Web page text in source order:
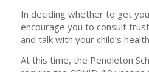
In deciding whether to get
encourage you to consult
and talk with your child’s
At this time, the Pendleton